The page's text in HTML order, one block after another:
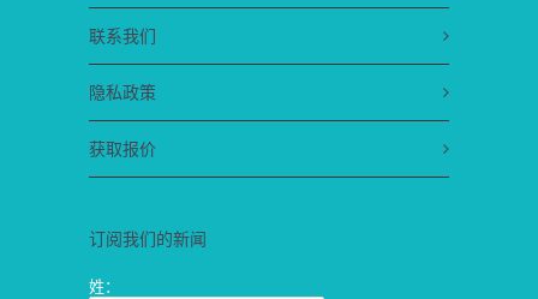
联系我们
隐私政策
获取报价
订阅我们的新闻
姓：